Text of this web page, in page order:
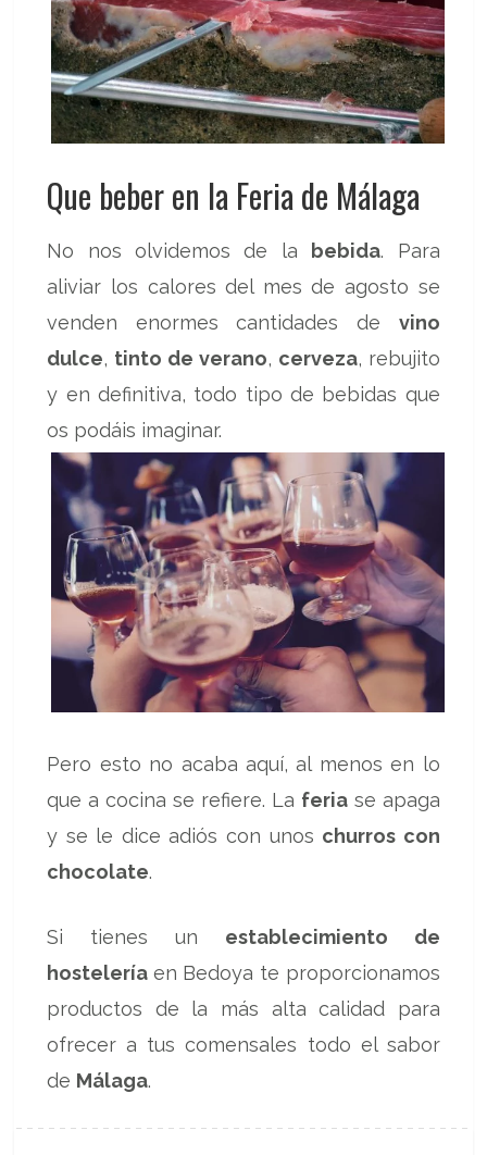
Que beber en la Feria de Málaga
No nos olvidemos de la bebida. Para
aliviar los calores del mes de agosto se
venden enormes cantidades de vino
dulce, tinto de verano, cerveza, rebujito
y en definitiva, todo tipo de bebidas que
os podáis imaginar.
Pero esto no acaba aquí, al menos en lo
que a cocina se refiere. La feriase apaga
y se le dice adiós con unos churros con
chocolate.
Si tienes un establecimiento de
hostelería en Bedoya te proporcionamos
productos de la más alta calidad para
ofrecer a tus comensales todo el sabor
de Málaga.